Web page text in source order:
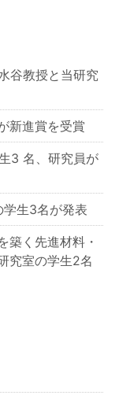
谷教授と当研究
新進賞を受賞
3 名、研究員が
生3名が発表
築く先進材料・
究室の学生2名